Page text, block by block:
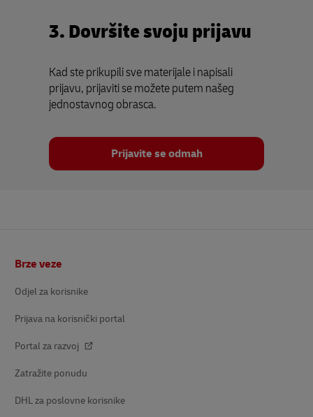
3. Dovršite svoju prijavu
Kad ste prikupili sve materijale i napisali
prijavu, prijaviti se možete putem našeg
jednostavnog obrasca.
Prijavite se odmah
Brze veze
Odjel za korisnike
Prijava na korisnički portal
Portal za razvoj
Zatražite ponudu
DHL za poslovne korisnike